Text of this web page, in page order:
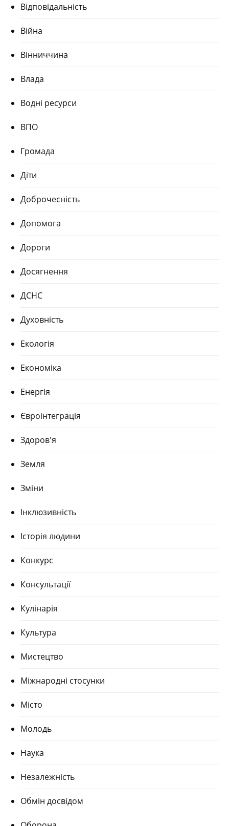
Відповідальність
Війна
Вінниччина
Влада
Водні ресурси
ВПО
Громада
Діти
Доброчесність
Допомога
Дороги
Досягнення
ДСНС
Духовність
Екологія
Економіка
Енергія
Євроінтеграція
Здоров'я
Земля
Зміни
Інклюзивність
Історія людини
Конкурс
Консультації
Кулінарія
Культура
Мистецтво
Міжнародні стосунки
Місто
Молодь
Наука
Незалежність
Обмін досвідом